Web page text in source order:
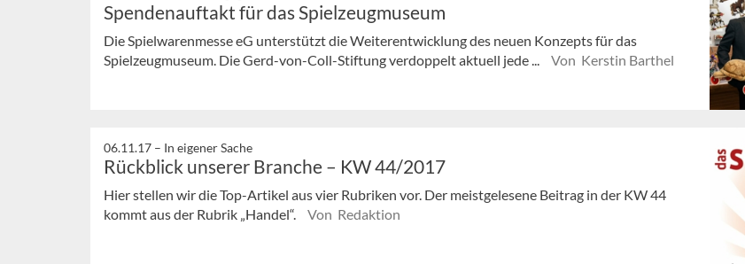
Spendenauftakt für das Spielzeugmuseum
Die Spielwarenmesse eG unterstützt die Weiterentwicklung des neuen Konzepts für das
Spielzeugmuseum. Die Gerd-von-Coll-Stiftung verdoppelt aktuell jede ...
Von Kerstin Barthel
06.11.17 – In eigener Sache
Rückblick unserer Branche – KW 44/2017
Hier stellen wir die Top-Artikel aus vier Rubriken vor. Der meistgelesene Beitrag in der KW 44
kommt aus der Rubrik „Handel“.
Von Redaktion